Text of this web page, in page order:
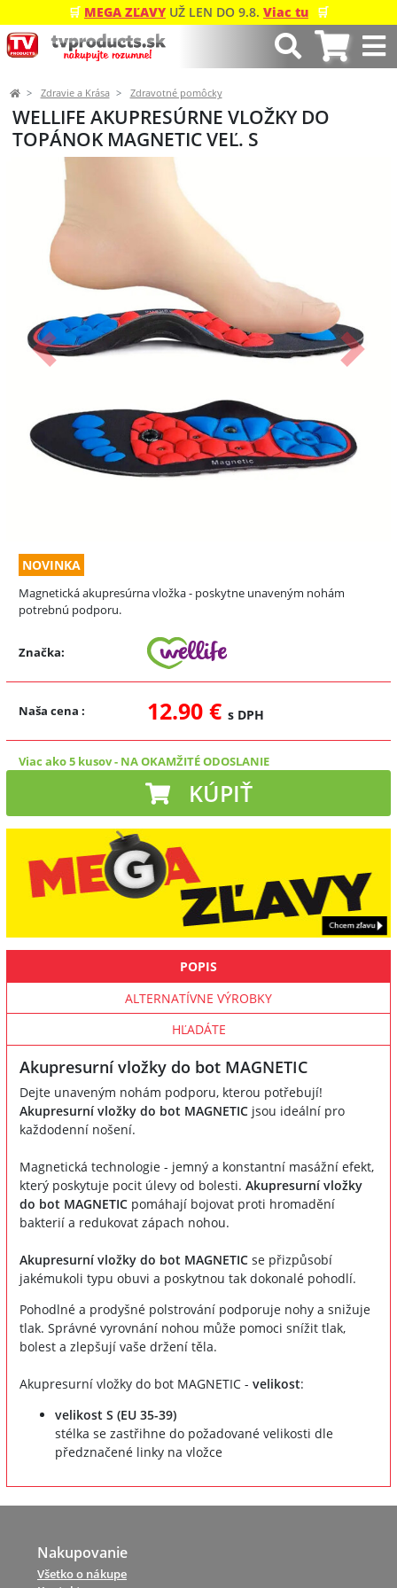
🛒 MEGA ZĽAVY UŽ LEN DO 9.8. Viac tu 🛒
Zdravie a Krása Zdravotné pomôcky
WELLIFE AKUPRESÚRNE VLOŽKY DO
TOPÁNOK MAGNETIC VEĽ. S
Predchádzajúci Ďalší
NOVINKA
Magnetická akupresúrna vložka - poskytne unaveným nohám
potrebnú podporu.
Značka:
Naša cena : 12.90 € s DPH
Viac ako 5 kusov- NA OKAMŽITÉ ODOSLANIE
KÚPIŤ
POPIS
ALTERNATÍVNE VÝROBKY
HĽADÁTE
Akupresurní vložky do bot MAGNETIC
Dejte unaveným nohám podporu, kterou potřebují!
Akupresurní vložky do bot MAGNETIC jsou ideální pro
každodenní nošení.
Magnetická technologie - jemný a konstantní masážní efekt,
který poskytuje pocit úlevy od bolesti. Akupresurní vložky
do bot MAGNETIC pomáhají bojovat proti hromadění
bakterií a redukovat zápach nohou.
Akupresurní vložky do bot MAGNETIC se přizpůsobí
jakémukoli typu obuvi a poskytnou tak dokonalé pohodlí.
Pohodlné a prodyšné polstrování podporuje nohy a snižuje
tlak. Správné vyrovnání nohou může pomoci snížit tlak,
bolest a zlepšují vaše držení těla.
Akupresurní vložky do bot MAGNETIC - velikost:
velikost S (EU 35-39)
stélka se zastřihne do požadované velikosti dle
předznačené linky na vložce
Nakupovanie
Všetko o nákupe